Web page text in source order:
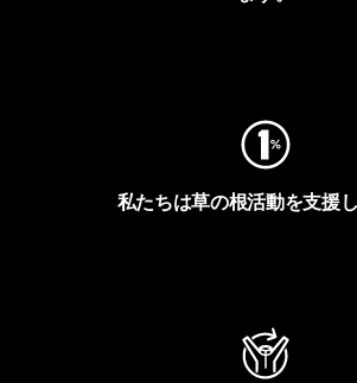
私たちは草の根活動を支援し